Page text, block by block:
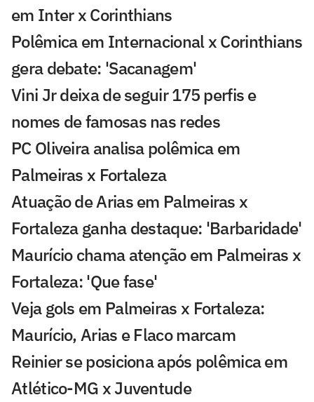
em Inter x Corinthians
Polêmica em Internacional x Corinthians
gera debate: 'Sacanagem'
Vini Jr deixa de seguir 175 perfis e
nomes de famosas nas redes
PC Oliveira analisa polêmica em
Palmeiras x Fortaleza
Atuação de Arias em Palmeiras x
Fortaleza ganha destaque: 'Barbaridade'
Maurício chama atenção em Palmeiras x
Fortaleza: 'Que fase'
Veja gols em Palmeiras x Fortaleza:
Maurício, Arias e Flaco marcam
Reinier se posiciona após polêmica em
Atlético-MG x Juventude